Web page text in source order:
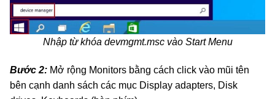
Nhập từ khóa devmgmt.msc vào Start Menu
Bước 2: Mở rộng Monitors bằng cách click vào mũi tên
bên cạnh danh sách các mục Display adapters, Disk